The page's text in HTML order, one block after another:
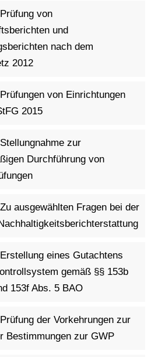
von
und
nach dem
2012
von Einrichtungen
2015
zur
Durchführung von
ausgewählten Fragen bei der
eines Gutachtens
gemäß §§ 153b
153f Abs. 5 BAO
der Vorkehrungen zur
Bestimmungen zur GWP